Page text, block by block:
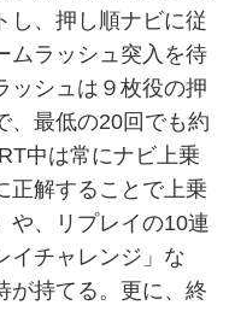
し、押し順ナビに従
ムラッシュ突入を待
ッシュは９枚役の押
、最低の20回でも約
中は常にナビ上乗
正解することで上乗
や、リプレイの10連
イチャレンジ」な
が持てる。更に、終